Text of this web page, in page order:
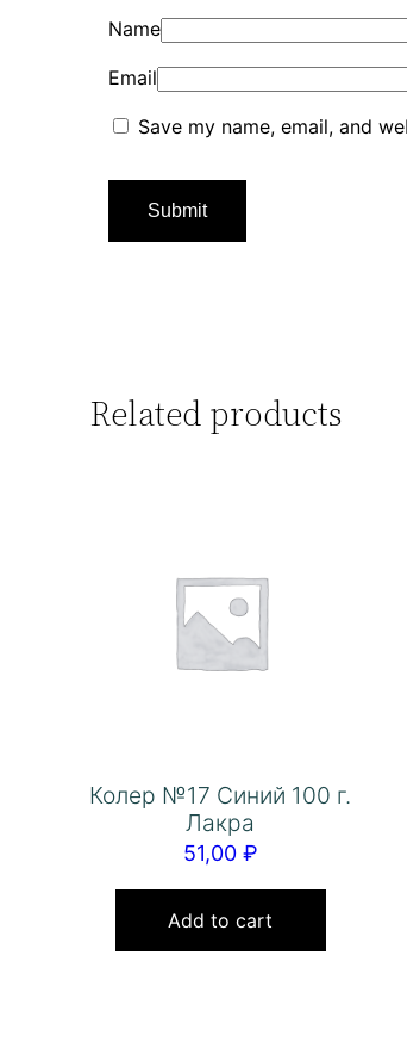
Name
Email
Save my name, email, and
Related products
Колер №17 Синий 100 г.
Лакра
51,00 ₽
Add to cart